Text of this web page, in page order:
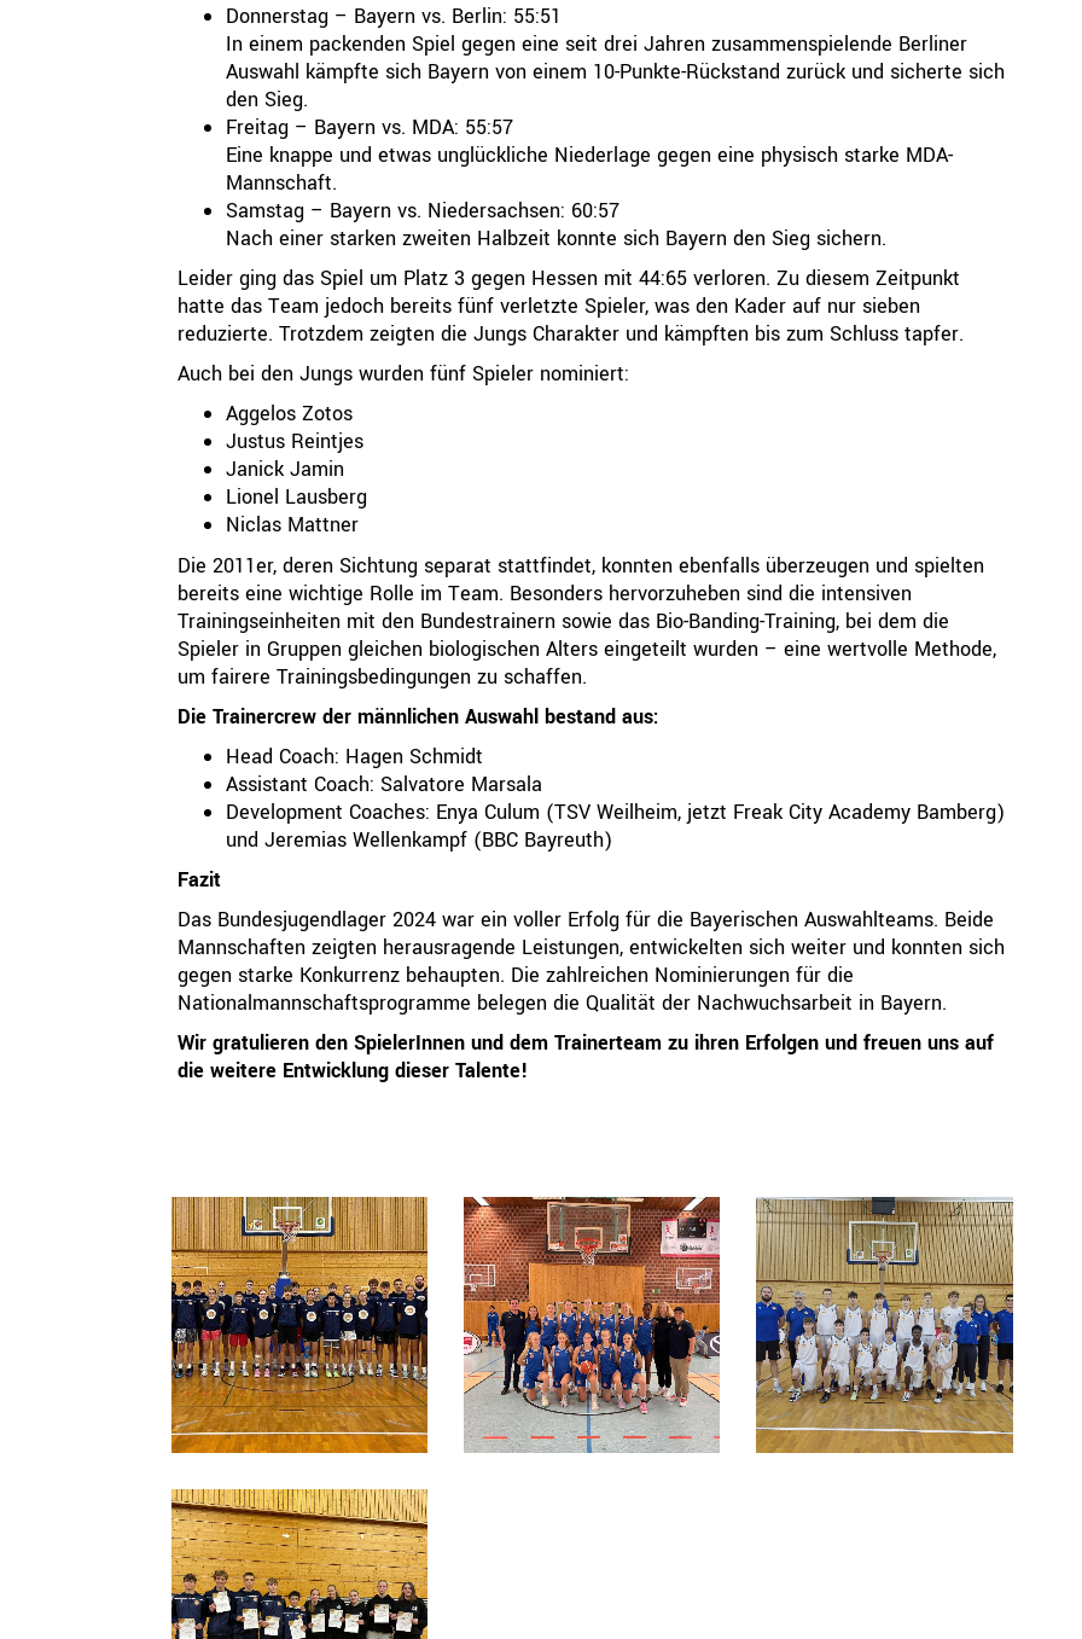
Donnerstag – Bayern vs. Berlin: 55:51
In einem packenden Spiel gegen eine seit drei Jahren zusammenspielende Berliner
Auswahl kämpfte sich Bayern von einem 10-Punkte-Rückstand zurück und sicherte sich
den Sieg.
Freitag – Bayern vs. MDA: 55:57
Eine knappe und etwas unglückliche Niederlage gegen eine physisch starke MDA-
Mannschaft.
Samstag – Bayern vs. Niedersachsen: 60:57
Nach einer starken zweiten Halbzeit konnte sich Bayern den Sieg sichern.
Leider ging das Spiel um Platz 3 gegen Hessen mit 44:65 verloren. Zu diesem Zeitpunkt
hatte das Team jedoch bereits fünf verletzte Spieler, was den Kader auf nur sieben
reduzierte. Trotzdem zeigten die Jungs Charakter und kämpften bis zum Schluss tapfer.
Auch bei den Jungs wurden fünf Spieler nominiert:
Aggelos Zotos
Justus Reintjes
Janick Jamin
Lionel Lausberg
Niclas Mattner
Die 2011er, deren Sichtung separat stattfindet, konnten ebenfalls überzeugen und spielten
bereits eine wichtige Rolle im Team. Besonders hervorzuheben sind die intensiven
Trainingseinheiten mit den Bundestrainern sowie das Bio-Banding-Training, bei dem die
Spieler in Gruppen gleichen biologischen Alters eingeteilt wurden – eine wertvolle Methode,
um fairere Trainingsbedingungen zu schaffen.
Die Trainercrew der männlichen Auswahl bestand aus:
Head Coach: Hagen Schmidt
Assistant Coach: Salvatore Marsala
Development Coaches: Enya Culum (TSV Weilheim, jetzt Freak City Academy Bamberg)
und Jeremias Wellenkampf (BBC Bayreuth)
Fazit
Das Bundesjugendlager 2024 war ein voller Erfolg für die Bayerischen Auswahlteams. Beide
Mannschaften zeigten herausragende Leistungen, entwickelten sich weiter und konnten sich
gegen starke Konkurrenz behaupten. Die zahlreichen Nominierungen für die
Nationalmannschaftsprogramme belegen die Qualität der Nachwuchsarbeit in Bayern.
Wir gratulieren den SpielerInnen und dem Trainerteam zu ihren Erfolgen und freuen uns auf
die weitere Entwicklung dieser Talente!